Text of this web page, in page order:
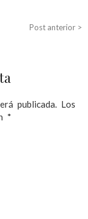
Post anterior >
publicada. Los
*